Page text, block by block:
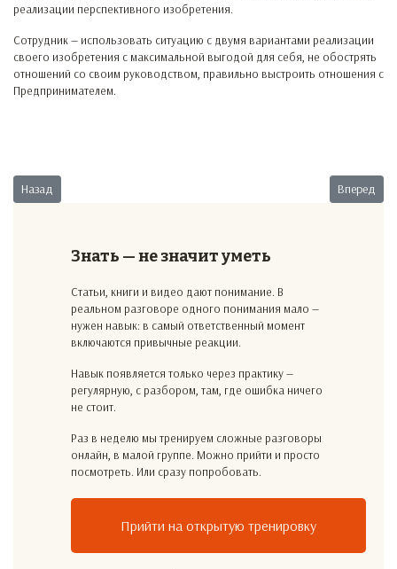
реализации перспективного изобретения.
Сотрудник — использовать ситуацию с двумя вариантами реализации
своего изобретения с максимальной выгодой для себя, не обострять
отношений со своим руководством, правильно выстроить отношения с
Предпринимателем.
Предыдущий: Нелояльный подчиненный
Назад Вперед
Знать — не значит уметь
Статьи, книги и видео дают понимание. В
реальном разговоре одного понимания мало —
нужен навык: в самый ответственный момент
включаются привычные реакции.
Навык появляется только через практику —
регулярную, с разбором, там, где ошибка ничего
не стоит.
Раз в неделю мы тренируем сложные разговоры
онлайн, в малой группе. Можно прийти и просто
посмотреть. Или сразу попробовать.
Прийти на открытую тренировку